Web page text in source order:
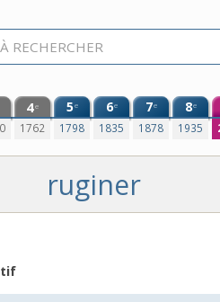
4e
1762
5e
1798
6e
1835
7e
1878
8e
1935
ruginer